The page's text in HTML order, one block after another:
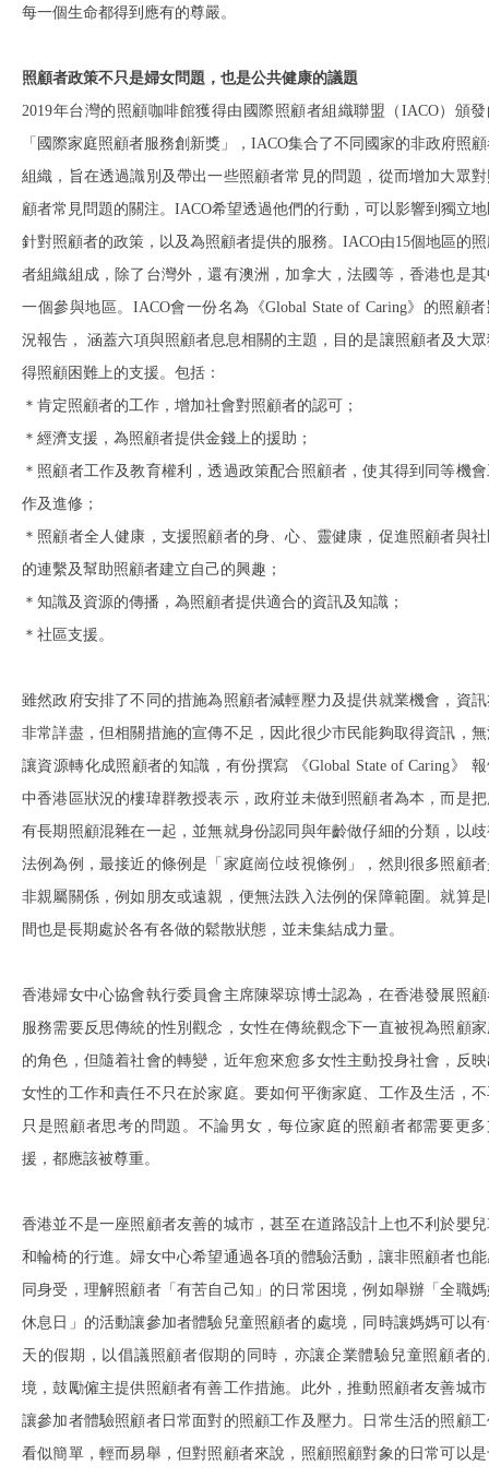
每一個生命都得到應有的尊嚴。
照顧者政策不只是婦女問題，也是公共健康的議題
2019年台灣的照顧咖啡館獲得由國際照顧者組織聯盟（IACO）頒
「國際家庭照顧者服務創新獎」，IACO集合了不同國家的非政府照
組織，旨在透過識別及帶出一些照顧者常見的問題，從而增加大眾
顧者常見問題的關注。IACO希望透過他們的行動，可以影響到獨立
針對照顧者的政策，以及為照顧者提供的服務。IACO由15個地區的
者組織組成，除了台灣外，還有澳洲，加拿大，法國等，香港也是
一個參與地區。IACO會一份名為《Global State of Caring》的照顧
況報告， 涵蓋六項與照顧者息息相關的主題，目的是讓照顧者及大
得照顧困難上的支援。包括：
＊肯定照顧者的工作，增加社會對照顧者的認可；
＊經濟支援，為照顧者提供金錢上的援助；
＊照顧者工作及教育權利，透過政策配合照顧者，使其得到同等機
作及進修；
＊照顧者全人健康，支援照顧者的身、心、靈健康，促進照顧者與
的連繫及幫助照顧者建立自己的興趣；
＊知識及資源的傳播，為照顧者提供適合的資訊及知識；
＊社區支援。
雖然政府安排了不同的措施為照顧者減輕壓力及提供就業機會，資
非常詳盡，但相關措施的宣傳不足，因此很少市民能夠取得資訊，
讓資源轉化成照顧者的知識，有份撰寫 《Global State of Caring》
中香港區狀況的樓瑋群教授表示，政府並未做到照顧者為本，而是
有長期照顧混雜在一起，並無就身份認同與年齡做仔細的分類，以
法例為例，最接近的條例是「家庭崗位歧視條例」，然則很多照顧
非親屬關係，例如朋友或遠親，便無法跌入法例的保障範圍。就算
間也是長期處於各有各做的鬆散狀態，並未集結成力量。
香港婦女中心協會執行委員會主席陳翠琼博士認為，在香港發展照
服務需要反思傳統的性別觀念，女性在傳統觀念下一直被視為照顧
的角色，但隨着社會的轉變，近年愈來愈多女性主動投身社會，反
女性的工作和責任不只在於家庭。要如何平衡家庭、工作及生活，
只是照顧者思考的問題。不論男女，每位家庭的照顧者都需要更多
援，都應該被尊重。
香港並不是一座照顧者友善的城市，甚至在道路設計上也不利於嬰
和輪椅的行進。婦女中心希望通過各項的體驗活動，讓非照顧者也
同身受，理解照顧者「有苦自己知」的日常困境，例如舉辦「全職
休息日」的活動讓參加者體驗兒童照顧者的處境，同時讓媽媽可以
天的假期，以倡議照顧者假期的同時，亦讓企業體驗兒童照顧者的
境，鼓勵僱主提供照顧者有善工作措施。此外，推動照顧者友善城
讓參加者體驗照顧者日常面對的照顧工作及壓力。日常生活的照顧
看似簡單，輕而易舉，但對照顧者來說，照顧照顧對象的日常可以